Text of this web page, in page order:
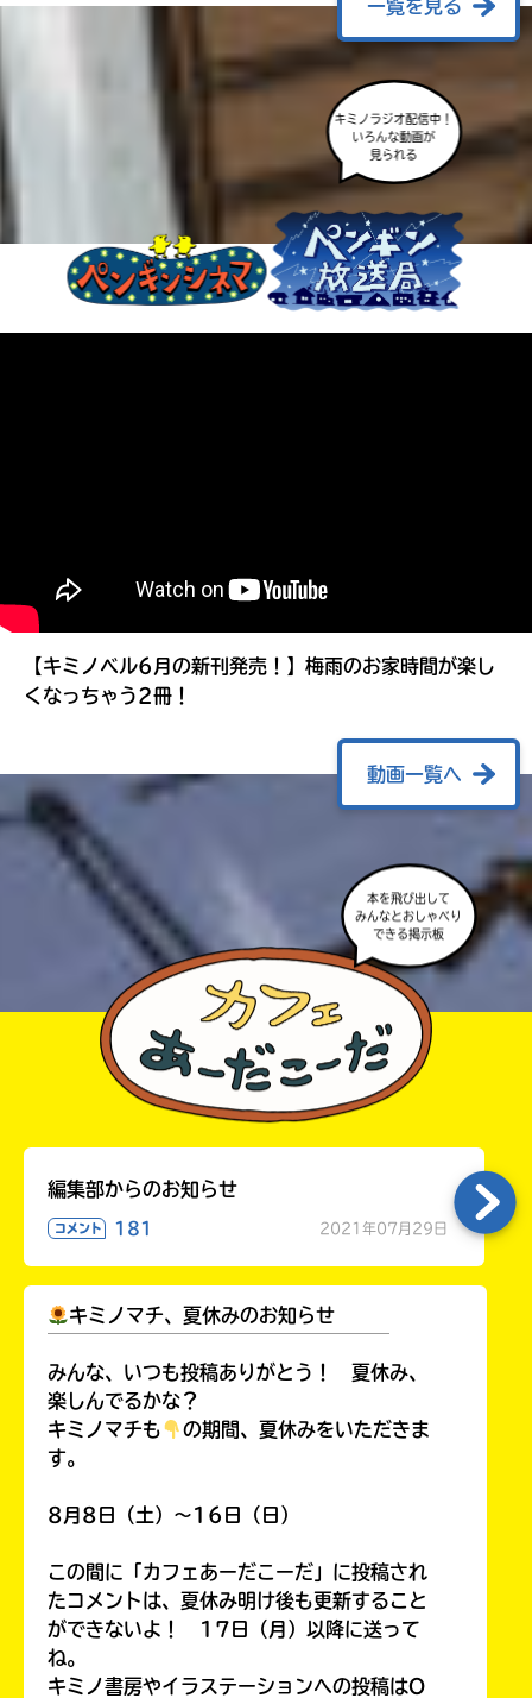
一覧を見る
キミノラジオ配信中！
いろんな動画が
【キミノベル6月の新刊発売！】梅雨のお家時間が楽し
くなっちゃう2冊！
動画一覧へ
本を飛び出して
みんなとおしゃべり
編集部からのお知らせ
コメント 181 2021年07月29日
キミノマチ、夏休みのお知らせ
みんな、いつも投稿ありがとう！ 夏休み、
楽しんでるかな？
キミノマチも
の期間、夏休みをいただきま
す。
8月8日（土）～16日（日）
この間に「カフェあーだこーだ」に投稿され
たコメントは、夏休み明け後も更新すること
ができないよ！ 17日（月）以降に送って
ね。
キミノ書房やイラステーションへの投稿はO
度
み
て
ね
る